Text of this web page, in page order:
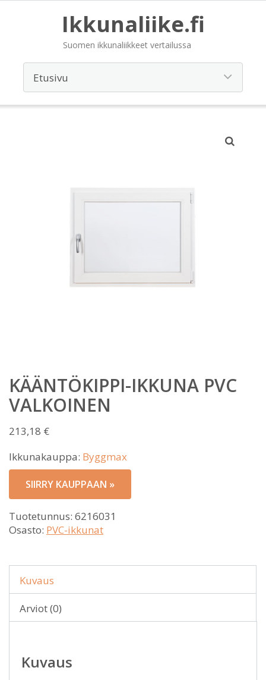
Ikkunaliike.fi
Suomen ikkunaliikkeet vertailussa
KÄÄNTÖKIPPI-IKKUNA PVC
VALKOINEN
213,18 €
Ikkunakauppa: Byggmax
SIIRRY KAUPPAAN »
Tuotetunnus: 6216031
Osasto: PVC-ikkunat
Kuvaus
Arviot (0)
Kuvaus